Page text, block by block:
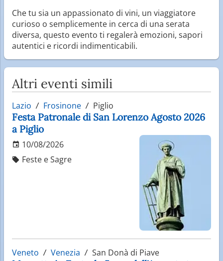
Che tu sia un appassionato di vini, un viaggiatore
curioso o semplicemente in cerca di una serata
diversa, questo evento ti regalerà emozioni, sapori
autentici e ricordi indimenticabili.
Altri eventi simili
Lazio Frosinone Piglio
Festa Patronale di San Lorenzo Agosto 2026
a Piglio
10/08/2026
Feste e Sagre
Veneto Venezia San Donà di Piave